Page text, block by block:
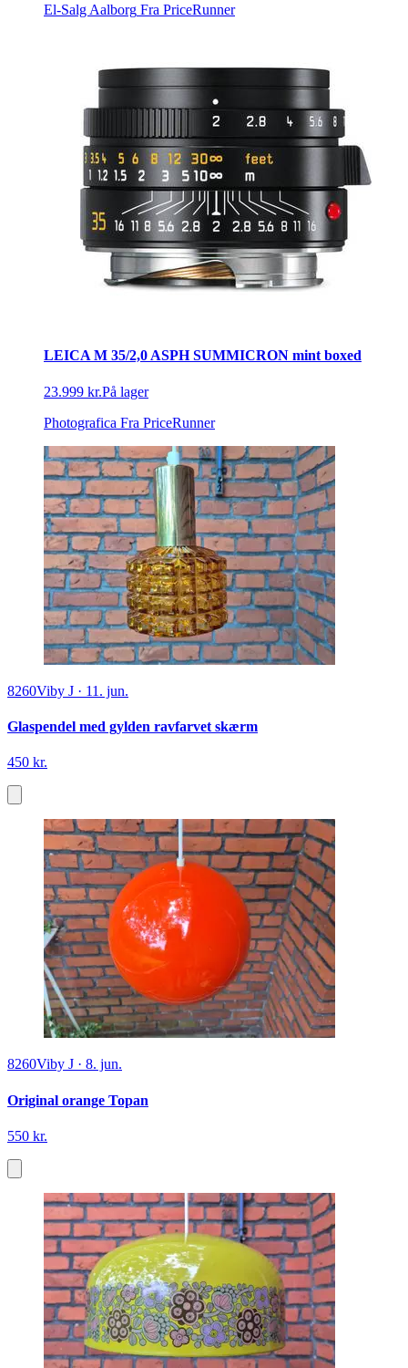
El-Salg Aalborg Fra PriceRunner
LEICA M 35/2,0 ASPH SUMMICRON mint boxed
23.999 kr.På lager
Photografica Fra PriceRunner
8260Viby J · 11. jun.
Glaspendel med gylden ravfarvet skærm
450 kr.
8260Viby J · 8. jun.
Original orange Topan
550 kr.